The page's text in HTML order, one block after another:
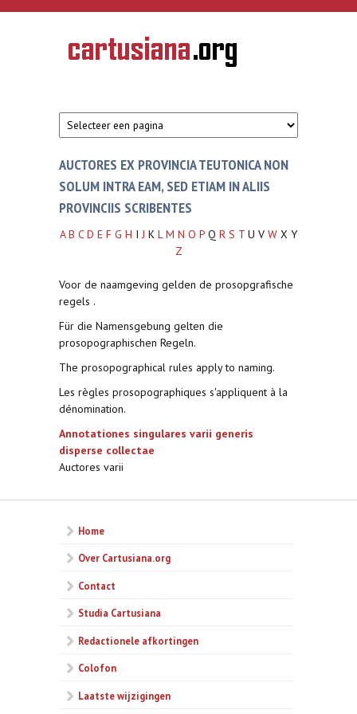
Overslaan en naar de inhoud gaan
CARTUSIANA
Geschiedenis
van de
AUCTORES EX PROVINCIA TEUTONICA NON
SOLUM INTRA EAM, SED ETIAM IN ALIIS
PROVINCIIS SCRIBENTES
A B C D E F G H I J K L M N O P Q R S T U V W X Y
Z
Voor de naamgeving gelden de prosopgrafische
regels .
Für die Namensgebung gelten die
prosopographischen Regeln.
The prosopographical rules apply to naming.
Les règles prosopographiques s'appliquent à la
dénomination.
Annotationes singulares varii generis
disperse collectae
Auctores varii
Home
Over Cartusiana.org
Contact
Studia Cartusiana
Redactionele afkortingen
Colofon
Laatste wijzigingen